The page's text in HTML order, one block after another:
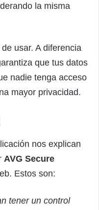
la misma
usar. A diferencia
que tus datos
nadie tenga acceso
mayor privacidad.
nos explican
AVG Secure
Estos son:
tener un control